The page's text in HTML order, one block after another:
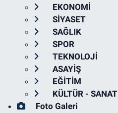
EKONOMİ
SİYASET
SAĞLIK
SPOR
TEKNOLOJİ
ASAYİŞ
EĞİTİM
KÜLTÜR - SANAT
Foto Galeri